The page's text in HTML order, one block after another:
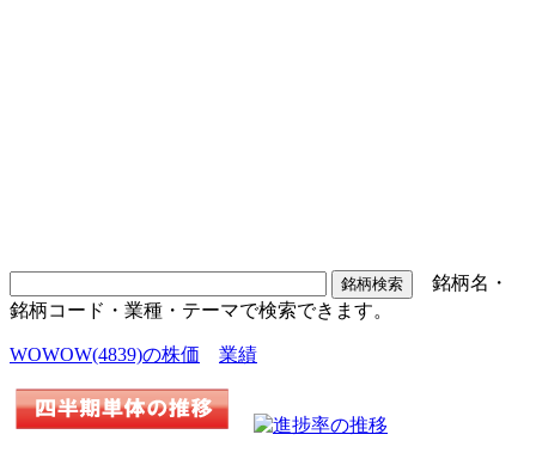
銘柄名・
銘柄コード・業種・テーマで検索できます。
WOWOW(4839)の株価 業績